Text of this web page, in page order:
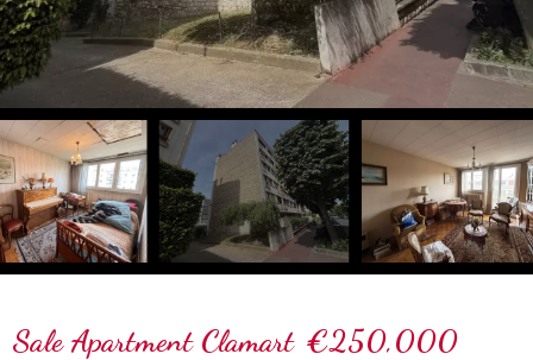
Sale Apartment Clamart €250,000